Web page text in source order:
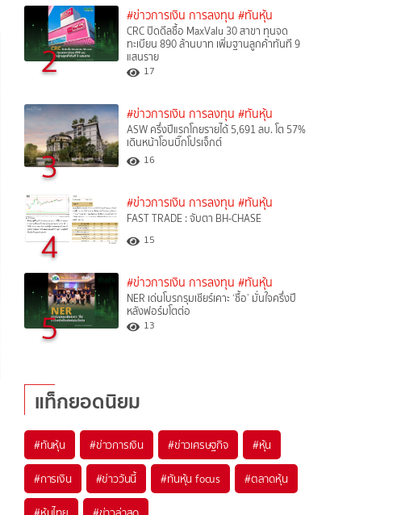
2
#ข่าวการเงิน การลงทุน #ทันหุ้น
CRC ปิดดีลซื้อ MaxValu 30 สาขา ทุนจด
ทะเบียน 890 ล้านบาท เพิ่มฐานลูกค้าทันที 9
แสนราย
17
3
#ข่าวการเงิน การลงทุน #ทันหุ้น
ASW ครึ่งปีแรกโกยรายได้ 5,691 ลบ. โต 57%
เดินหน้าโอนบิ๊กโปรเจ็กต์
16
4
#ข่าวการเงิน การลงทุน #ทันหุ้น
FAST TRADE : จับตา BH-CHASE
15
5
#ข่าวการเงิน การลงทุน #ทันหุ้น
NER เด่นโบรกรุมเชียร์เคาะ ‘ซื้อ’ มั่นใจครึ่งปี
หลังฟอร์มโตต่อ
13
แท็กยอดนิยม
#ทันหุ้น #ข่าวการเงิน #ข่าวเศรษฐกิจ #หุ้น
#การเงิน #ข่าววันนี้ #ทันหุ้น focus #ตลาดหุ้น